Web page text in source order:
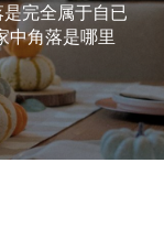
完全属于自已
中角落是哪里